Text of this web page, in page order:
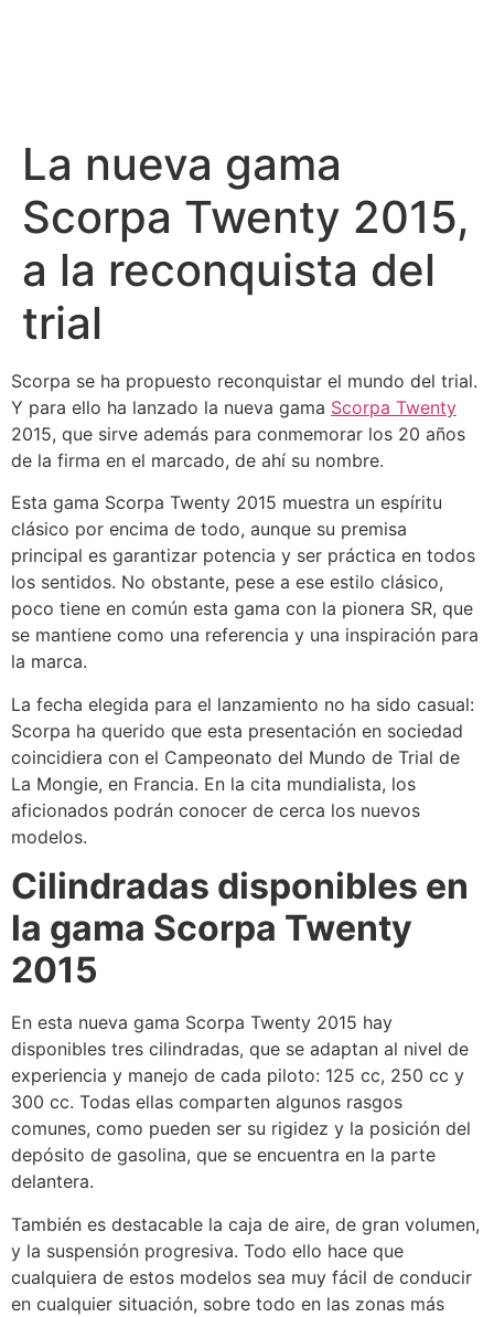
La nueva gama
Scorpa Twenty 2015,
a la reconquista del
trial
Scorpa se ha propuesto reconquistar el mundo del trial.
Y para ello ha lanzado la nueva gama Scorpa Twenty
2015, que sirve además para conmemorar los 20 años
de la firma en el marcado, de ahí su nombre.
Esta gama Scorpa Twenty 2015 muestra un espíritu
clásico por encima de todo, aunque su premisa
principal es garantizar potencia y ser práctica en todos
los sentidos. No obstante, pese a ese estilo clásico,
poco tiene en común esta gama con la pionera SR, que
se mantiene como una referencia y una inspiración para
la marca.
La fecha elegida para el lanzamiento no ha sido casual:
Scorpa ha querido que esta presentación en sociedad
coincidiera con el Campeonato del Mundo de Trial de
La Mongie, en Francia. En la cita mundialista, los
aficionados podrán conocer de cerca los nuevos
modelos.
Cilindradas disponibles en
la gama Scorpa Twenty
2015
En esta nueva gama Scorpa Twenty 2015 hay
disponibles tres cilindradas, que se adaptan al nivel de
experiencia y manejo de cada piloto: 125 cc, 250 cc y
300 cc. Todas ellas comparten algunos rasgos
comunes, como pueden ser su rigidez y la posición del
depósito de gasolina, que se encuentra en la parte
delantera.
También es destacable la caja de aire, de gran volumen,
y la suspensión progresiva. Todo ello hace que
cualquiera de estos modelos sea muy fácil de conducir
en cualquier situación, sobre todo en las zonas más